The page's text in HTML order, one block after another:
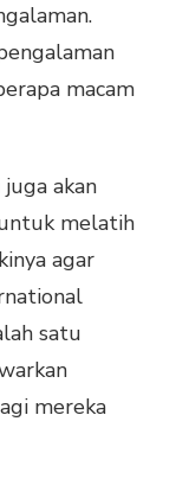
macam
akan
melatih
agar
satu
mereka